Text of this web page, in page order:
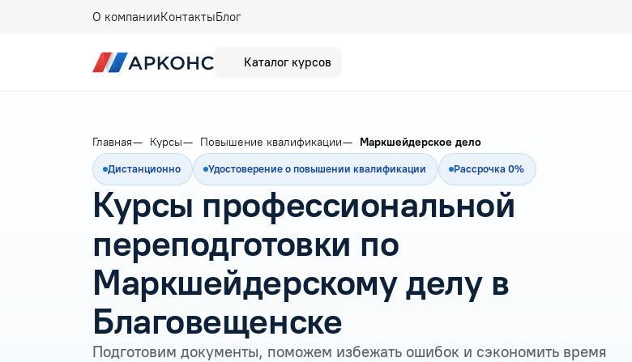
О компанииКонтактыБлог
Каталог курсов
Главная Курсы Повышение квалификации Маркшейдерское дело
Дистанционно Удостоверение о повышении квалификации Рассрочка 0%
Курсы профессиональной
переподготовки по
Маркшейдерскому делу в
Благовещенске
Подготовим документы, поможем избежать ошибок и сэкономить время